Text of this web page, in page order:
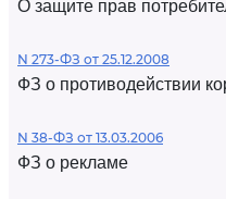
О защите прав
N 273-ФЗ от 25.12.2008
ФЗ о противодействии
N 38-ФЗ от 13.03.2006
ФЗ о рекламе